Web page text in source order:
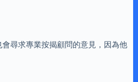
尋求專業按揭顧問的意見，因為他